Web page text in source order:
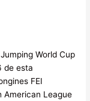
World Cup
de esta
FEI
American League